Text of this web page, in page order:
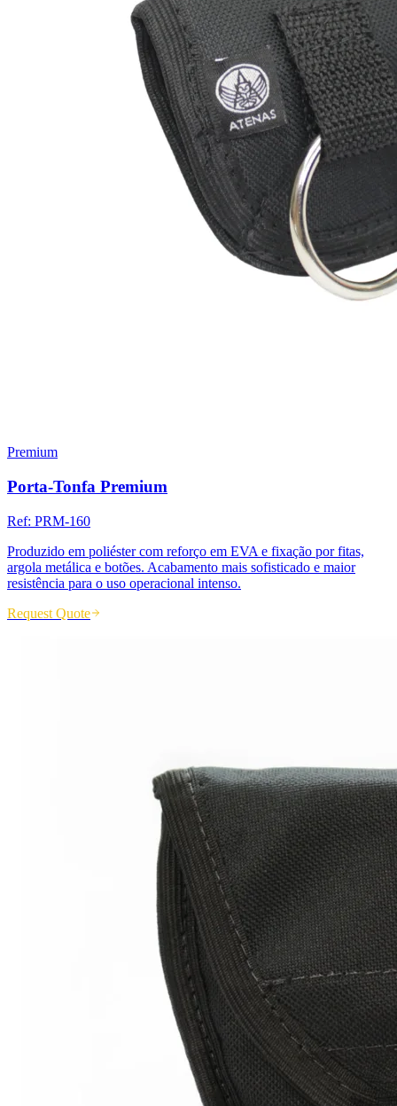
Premium
Porta-Tonfa Premium
Ref: PRM-160
Produzido em poliéster com reforço em EVA e fixação por fitas,
argola metálica e botões. Acabamento mais sofisticado e maior
resistência para o uso operacional intenso.
Request Quote